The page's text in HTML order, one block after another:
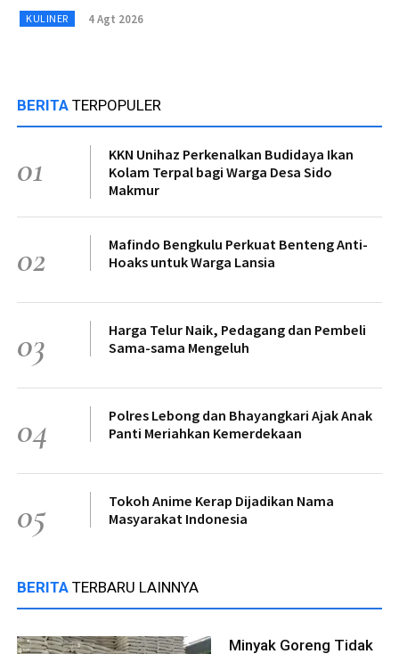
KULINER 4 Agt 2026
BERITA TERPOPULER
01
KKN Unihaz Perkenalkan Budidaya Ikan
Kolam Terpal bagi Warga Desa Sido
Makmur
02
Mafindo Bengkulu Perkuat Benteng Anti-
Hoaks untuk Warga Lansia
03
Harga Telur Naik, Pedagang dan Pembeli
Sama-sama Mengeluh
04
Polres Lebong dan Bhayangkari Ajak Anak
Panti Meriahkan Kemerdekaan
05
Tokoh Anime Kerap Dijadikan Nama
Masyarakat Indonesia
BERITA TERBARU LAINNYA
Minyak Goreng Tidak